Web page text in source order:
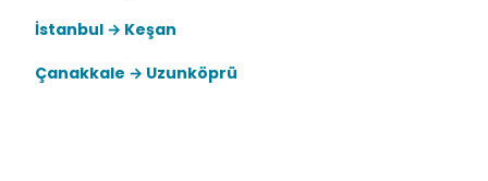
İstanbul → Keşan
Çanakkale → Uzunköprü